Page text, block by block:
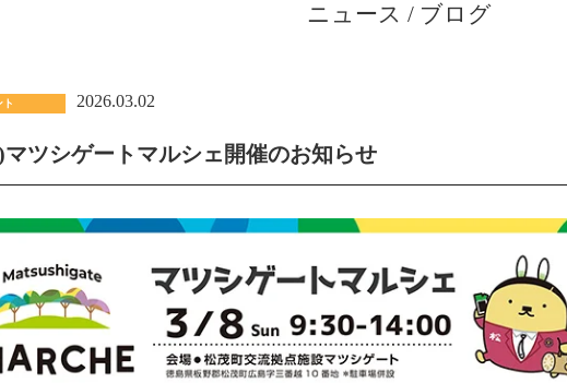
ニュース / ブログ
ト 2026.03.02
マツシゲートマルシェ開催のお知らせ